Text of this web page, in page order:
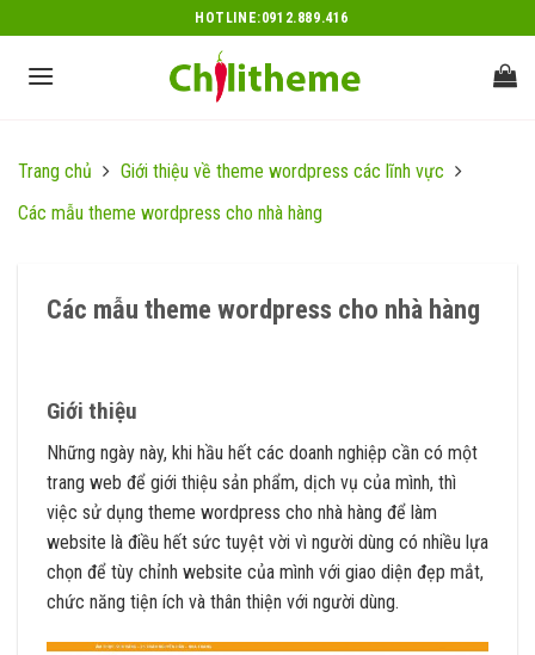
to
content
HOTLINE:0912.889.416
Trang chủ
Giới thiệu về theme wordpress các lĩnh vực
Các mẫu theme wordpress cho nhà hàng
Các mẫu theme wordpress cho nhà hàng
Giới thiệu
Những ngày này, khi hầu hết các doanh nghiệp cần có một
trang web để giới thiệu sản phẩm, dịch vụ của mình, thì
việc sử dụng theme wordpress cho nhà hàng để làm
website là điều hết sức tuyệt vời vì người dùng có nhiều lựa
chọn để tùy chỉnh website của mình với giao diện đẹp mắt,
chức năng tiện ích và thân thiện với người dùng.